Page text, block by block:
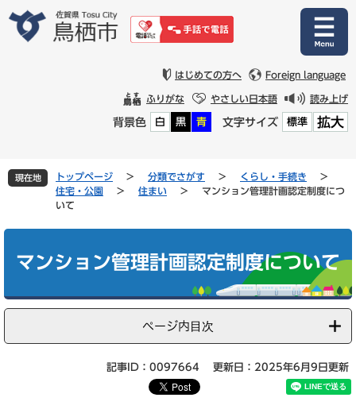
文
はじめての方へ Foreign language
ふりがな やさしい日本語 読み上げ
背景色 白 黒 青 文字サイズ 標準 拡大
現在地 トップページ > 分類でさがす > くらし・手続き
>
住宅・公園
> 住まい >
マンション管理計画認定制度につ
いて
マンション管理計画認定制度について
ページ内目次
記事ID：0097664 更新日：2025年6月9日更新